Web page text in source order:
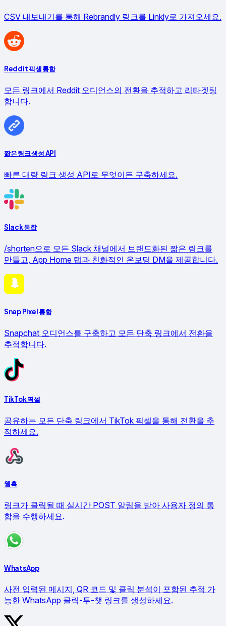
CSV 내보내기를 통해 Rebrandly 링크를 Linkly로 가져오세요.
Reddit 픽셀 통합
모든 링크에서 Reddit 오디언스의 전환을 추적하고 리타겟팅
합니다.
짧은 링크 생성 API
빠른 대량 링크 생성 API로 무엇이든 구축하세요.
Slack 통합
/shorten으로 모든 Slack 채널에서 브랜드화된 짧은 링크를
만들고, App Home 탭과 친화적인 온보딩 DM을 제공합니다.
Snap Pixel 통합
Snapchat 오디언스를 구축하고 모든 단축 링크에서 전환을
추적합니다.
TikTok 픽셀
공유하는 모든 단축 링크에서 TikTok 픽셀을 통해 전환을 추
적하세요.
웹훅
링크가 클릭될 때 실시간 POST 알림을 받아 사용자 정의 통
합을 수행하세요.
WhatsApp
사전 입력된 메시지, QR 코드 및 클릭 분석이 포함된 추적 가
능한 WhatsApp 클릭-투-챗 링크를 생성하세요.